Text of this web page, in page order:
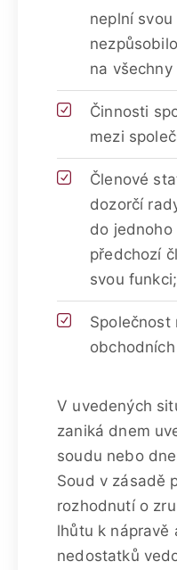
neplní
na
Činnosti
mezi
Členové
dozorčí
do
předchozí
svou funkci;
Společnost
V uvedených
zaniká dnem
soudu nebo
Soud v zásadě
rozhodnutí o
lhůtu k nápravě
nedostatků